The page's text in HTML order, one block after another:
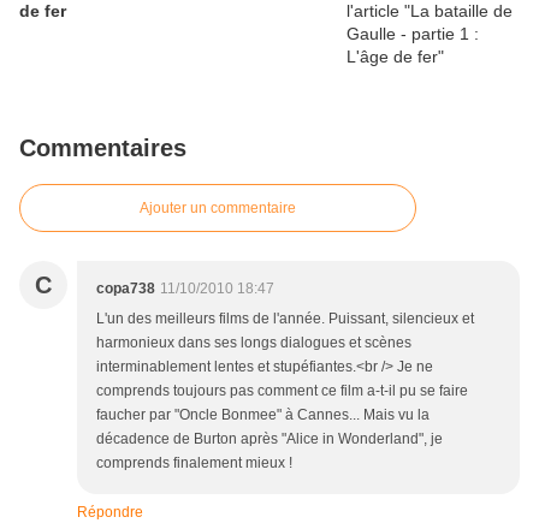
de fer
Commentaires
Ajouter un commentaire
C copa738 11/10/2010 18:47
L'un des meilleurs films de l'année. Puissant, silencieux et
harmonieux dans ses longs dialogues et scènes
interminablement lentes et stupéfiantes.<br /> Je ne
comprends toujours pas comment ce film a-t-il pu se faire
faucher par "Oncle Bonmee" à Cannes... Mais vu la
décadence de Burton après "Alice in Wonderland", je
comprends finalement mieux !
Répondre